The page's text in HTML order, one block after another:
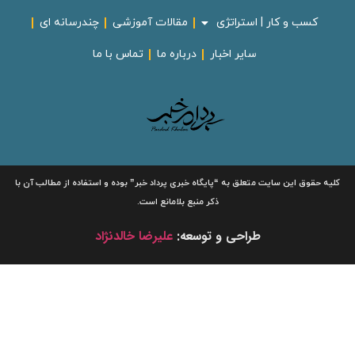
کسب و کار | استراتژی مقالات آموزشی چندرسانه ای
سایر اخبار درباره ما تماس با ما
کلیه حقوق این سایت متعلق به“پایگاه خبریپرداد خبر”بوده و استفاده از مطالب آن با
ذکر منبع بلامانع است.
طراحی و توسعه:علیرضا خالدنژاد